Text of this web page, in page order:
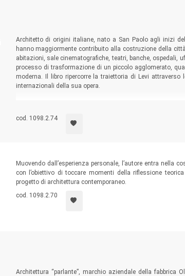
Architetto di origini italiane, nato a San Paolo agli inizi
hanno maggiormente contribuito alla costruzione della
abitazioni, sale cinematografiche, teatri, banche, ospedali,
processo di trasformazione di un piccolo agglomerato,
moderna. Il libro ripercorre la traiettoria di Levi
internazionali della sua opera.
cod. 1098.2.74
Muovendo dall’esperienza personale, l’autore entra nella
con l’obiettivo di toccare momenti della riflessione
progetto di architettura contemporaneo.
cod. 1098.2.70
Architettura “parlante”, marchio aziendale della fabbrica